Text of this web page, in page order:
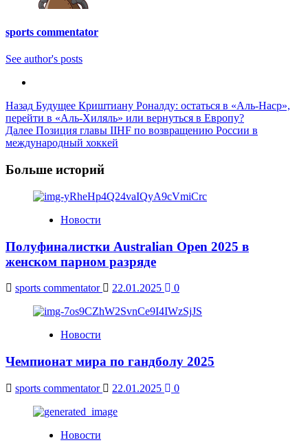
sports commentator
See author's posts
Post
Navigation
Назад Будущее Криштиану Роналду: остаться в «Аль-Наср»,
перейти в «Аль-Хиляль» или вернуться в Европу?
Далее Позиция главы IIHF по возвращению России в
международный хоккей
Больше историй
Новости
Полуфиналистки Australian Open 2025 в
женском парном разряде
sports commentator 22.01.2025 0
Новости
Чемпионат мира по гандболу 2025
sports commentator 22.01.2025 0
Новости